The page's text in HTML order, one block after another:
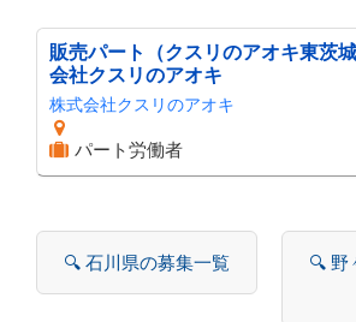
販売パート（クスリのアオキ東茨
会社クスリのアオキ
株式会社クスリのアオキ
パート労働者
🔍 石川県の募集一覧
🔍 野